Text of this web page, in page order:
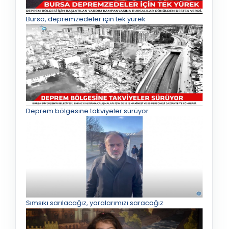
Bursa, depremzedeler için tek yürek
Deprem bölgesine takviyeler sürüyor
Sımsıkı sarılacağız, yaralarımızı saracağız